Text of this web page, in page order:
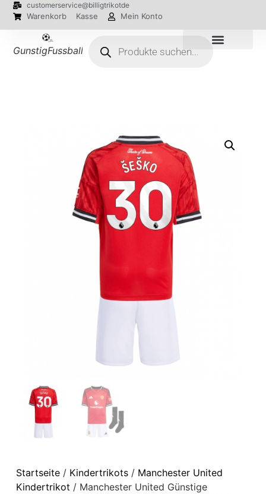
customerservice@billigtrikotde
Warenkorb Kasse Mein Konto
GunstigFussballTrikot
Startseite/ Kindertrikots/ Manchester United
Kindertrikot / Manchester United Günstige